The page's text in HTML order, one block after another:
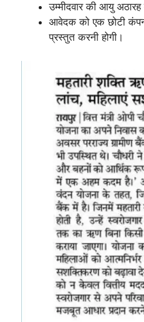
उम्मीदवार की आयु
आवेदक को एक छोटी
प्रस्तुत करनी होगी।